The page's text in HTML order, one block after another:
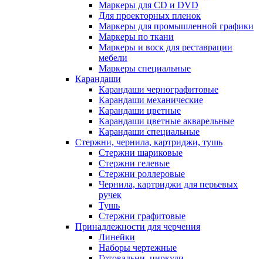
Маркеры для CD и DVD
Для проекторных пленок
Маркеры для промышленной графики
Маркеры по ткани
Маркеры и воск для реставрации
мебели
Маркеры специальные
Карандаши
Карандаши чернографитовые
Карандаши механические
Карандаши цветные
Карандаши цветные акварельные
Карандаши специальные
Стержни, чернила, картриджи, тушь
Стержни шариковые
Стержни гелевые
Стержни роллеровые
Чернила, картриджи для перьевых
ручек
Тушь
Стержни графитовые
Принадлежности для черчения
Линейки
Наборы чертежные